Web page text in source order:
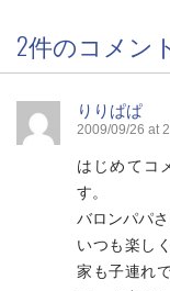
2件のコメン
りりぱぱ
2009/09/26 at
はじめてコ
す。
バロンパパ
いつも楽し
家も子連れ